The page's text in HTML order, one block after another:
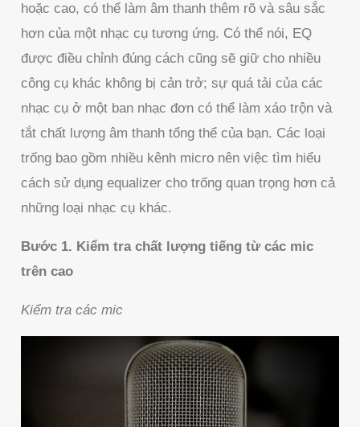
hoặc cao, có thể làm âm thanh thêm rõ và sâu sắc
hơn của một nhạc cụ tương ứng. Có thể nói, EQ
được điều chỉnh đúng cách cũng sẽ giữ cho nhiều
công cụ khác không bị cản trở; sự quá tải của các
nhạc cụ ở một ban nhạc đơn có thể làm xáo trộn và
tắt chất lượng âm thanh tổng thể của bạn. Các loại
trống bao gồm nhiều kênh micro nên việc tìm hiểu
cách sử dụng equalizer cho trống quan trọng hơn cả
những loại nhạc cụ khác.
Bước 1. Kiểm tra chất lượng tiếng từ các mic
trên cao
Kiểm tra các mic